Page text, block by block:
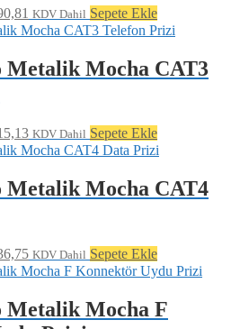
Şu
andaki
fiyat:
₺290,81.
KDV Dahil Sepete Ekle
Metalik Mocha CAT3
Şu
andaki
fiyat:
₺215,13.
KDV Dahil Sepete Ekle
Metalik Mocha CAT4
Şu
andaki
fiyat:
₺236,75.
KDV Dahil Sepete Ekle
Metalik Mocha F